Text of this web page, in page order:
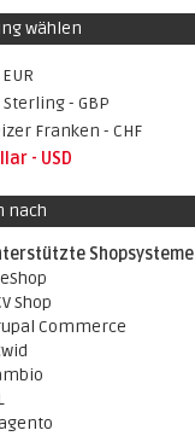
wählen
- GBP
Franken - CHF
- USD
nach
Shopsysteme
Shop
Commerce